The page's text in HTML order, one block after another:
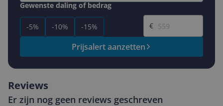
Gewenste daling of bedrag
-5% -10% -15%
Gewenste prijs
€
Prijsalert aanzetten
Reviews
Er zijn nog geen reviews geschreven